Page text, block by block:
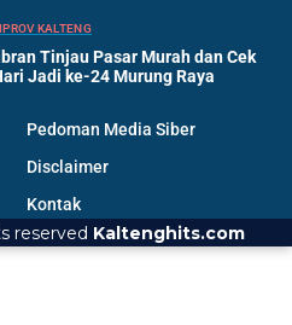
KALTENG
Tinjau Pasar Murah dan Cek
Jadi ke-24 Murung Raya
Pedoman Media Siber
Disclaimer
Kontak
reserved Kaltenghits.com